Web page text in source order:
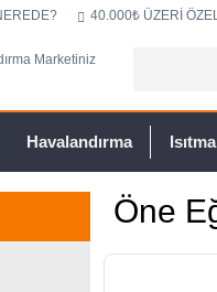
40.000₺ ÜZERİ
Havalandırma
Öne